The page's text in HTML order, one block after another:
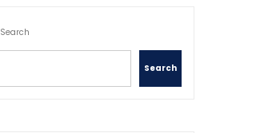
Search
Search